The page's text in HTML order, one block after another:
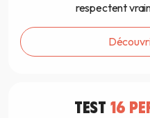
respectent
TEST 16